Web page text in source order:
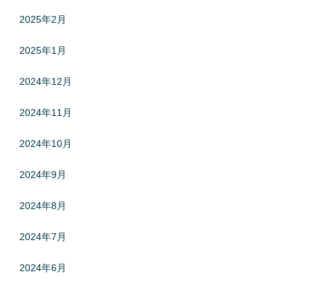
2025年2月
2025年1月
2024年12月
2024年11月
2024年10月
2024年9月
2024年8月
2024年7月
2024年6月